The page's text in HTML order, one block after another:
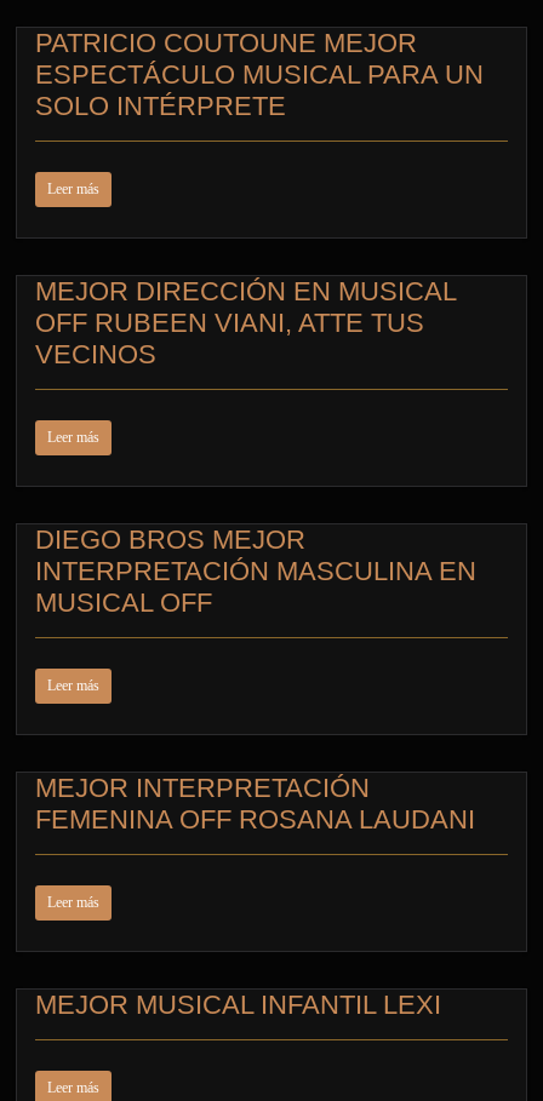
PATRICIO COUTOUNE MEJOR
ESPECTÁCULO MUSICAL PARA UN
SOLO INTÉRPRETE
Leer más
MEJOR DIRECCIÓN EN MUSICAL
OFF RUBEEN VIANI, ATTE TUS
VECINOS
Leer más
DIEGO BROS MEJOR
INTERPRETACIÓN MASCULINA EN
MUSICAL OFF
Leer más
MEJOR INTERPRETACIÓN
FEMENINA OFF ROSANA LAUDANI
Leer más
MEJOR MUSICAL INFANTIL LEXI
Leer más